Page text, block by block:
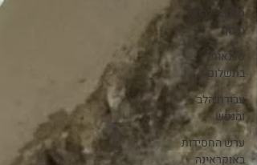
סדנא - להיות
בזמן
סדנאות
בתשלום
עבודת הלב
והנפש
ערש החסידות
באוקראינה